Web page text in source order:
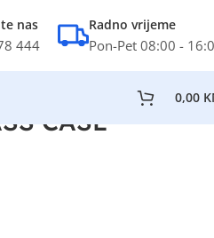
nas
444
Radno vrijeme
Pon-Pet 08:00 -
0,00
CASE